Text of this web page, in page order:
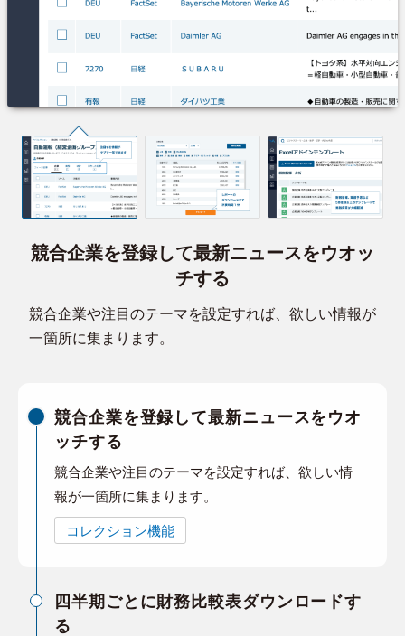
競合企業を登録して最新ニュースをウオッ
チする
競合企業や注目のテーマを設定すれば、欲しい情報が
一箇所に集まります。
競合企業を登録して最新ニュースをウオ
ッチする
競合企業や注目のテーマを設定すれば、欲しい情
報が一箇所に集まります。
コレクション機能
四半期ごとに財務比較表ダウンロードす
る